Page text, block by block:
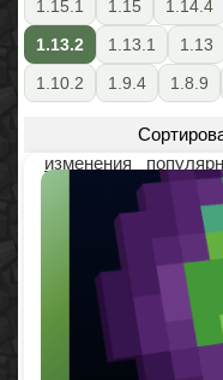
1.15.1
1.15 1.14.4
1.13.2
1.13.1 1.13
1.10.2
1.9.4 1.8.9
изменения